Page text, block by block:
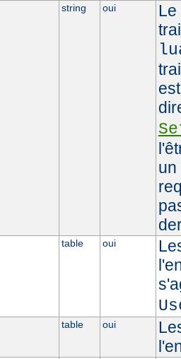
string oui
un
table oui
table oui